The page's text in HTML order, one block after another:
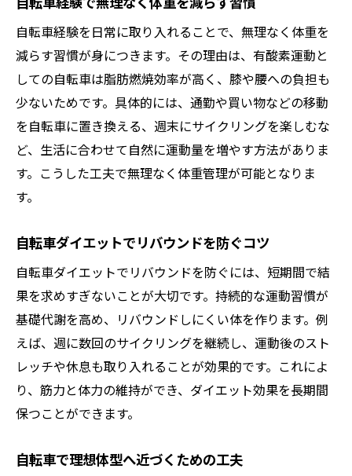
自転車経験を日常に取り入れることで、無理なく体重を
減らす習慣が身につきます。その理由は、有酸素運動と
しての自転車は脂肪燃焼効率が高く、膝や腰への負担も
少ないためです。具体的には、通勤や買い物などの移動
を自転車に置き換える、週末にサイクリングを楽しむな
ど、生活に合わせて自然に運動量を増やす方法がありま
す。こうした工夫で無理なく体重管理が可能となりま
す。
自転車ダイエットでリバウンドを防ぐコツ
自転車ダイエットでリバウンドを防ぐには、短期間で結
果を求めすぎないことが大切です。持続的な運動習慣が
基礎代謝を高め、リバウンドしにくい体を作ります。例
えば、週に数回のサイクリングを継続し、運動後のスト
レッチや休息も取り入れることが効果的です。これによ
り、筋力と体力の維持ができ、ダイエット効果を長期間
保つことができます。
自転車で理想体型へ近づくための工夫